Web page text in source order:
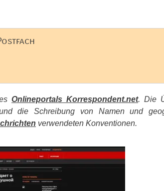
Onlineportals Korrespondent.net. Die
die Schreibung von Namen und
verwendeten Konventionen.